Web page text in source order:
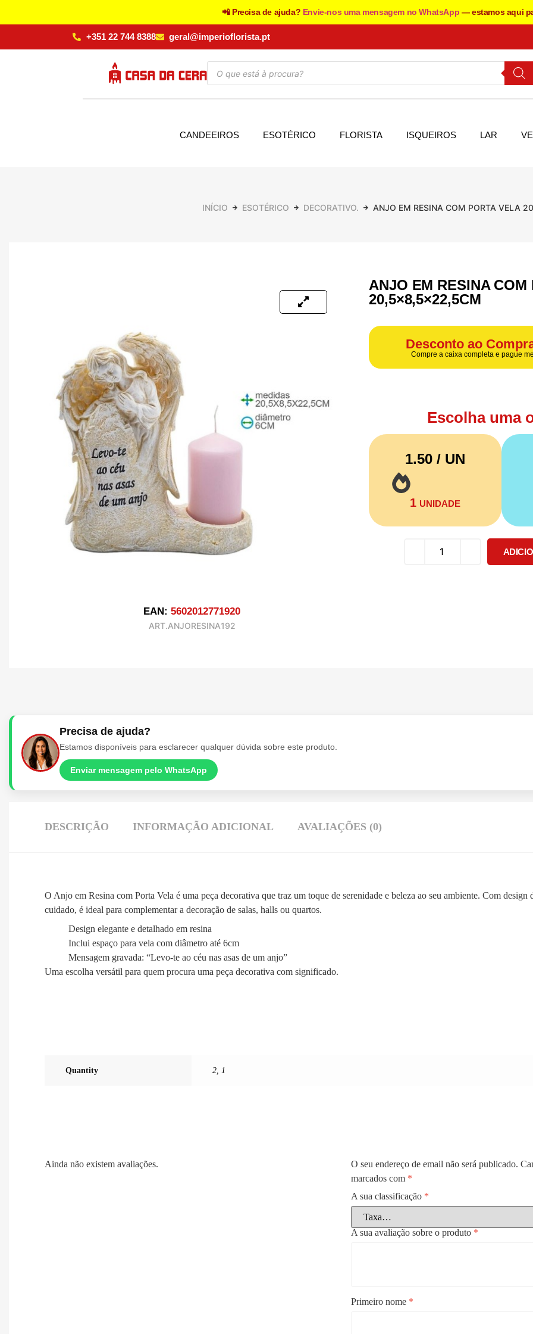
📲 Precisa de ajuda? Envie-nos uma mensagem no WhatsApp — estamos aqui
+351 22 744 8388 geral@imperioflorista.pt
CANDEEIROS ESOTÉRICO FLORISTA ISQUEIROS LAR
INÍCIO ESOTÉRICO DECORATIVO. ANJO EM RESINA COM PORTA VELA
EAN: 5602012771920
ART.ANJORESINA192
ANJO EM RESINA COM
20,5×8,5×22,5CM
Desconto ao
Compre a caixa completa e pague
Escolha uma
1.50 / UN
1 UNIDADE
Precisa de ajuda?
Estamos disponíveis para esclarecer qualquer dúvida sobre este produto.
Enviar mensagem pelo WhatsApp
DESCRIÇÃO INFORMAÇÃO ADICIONAL AVALIAÇÕES (0)
O Anjo em Resina com Porta Vela é uma peça decorativa que traz um toque de serenidade e beleza ao seu ambiente. Com design
cuidado, é ideal para complementar a decoração de salas, halls ou quartos.
Design elegante e detalhado em resina
Inclui espaço para vela com diâmetro até 6cm
Mensagem gravada: “Levo-te ao céu nas asas de um anjo”
Uma escolha versátil para quem procura uma peça decorativa com significado.
Quantity 2 1
Ainda não existem avaliações. O seu endereço de email não será publicado.
marcados com *
A sua classificação *
A sua avaliação sobre o produto *
Primeiro nome *